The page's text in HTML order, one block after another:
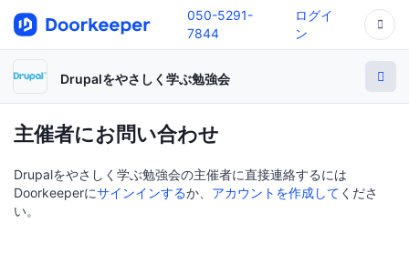
050-5291-
7844
ログイ
ン
Drupalをやさしく学ぶ勉強会
主催者にお問い合わせ
Drupalをやさしく学ぶ勉強会の主催者に直接連絡するには
Doorkeeperにサインインするか、 アカウントを作成して くださ
い。